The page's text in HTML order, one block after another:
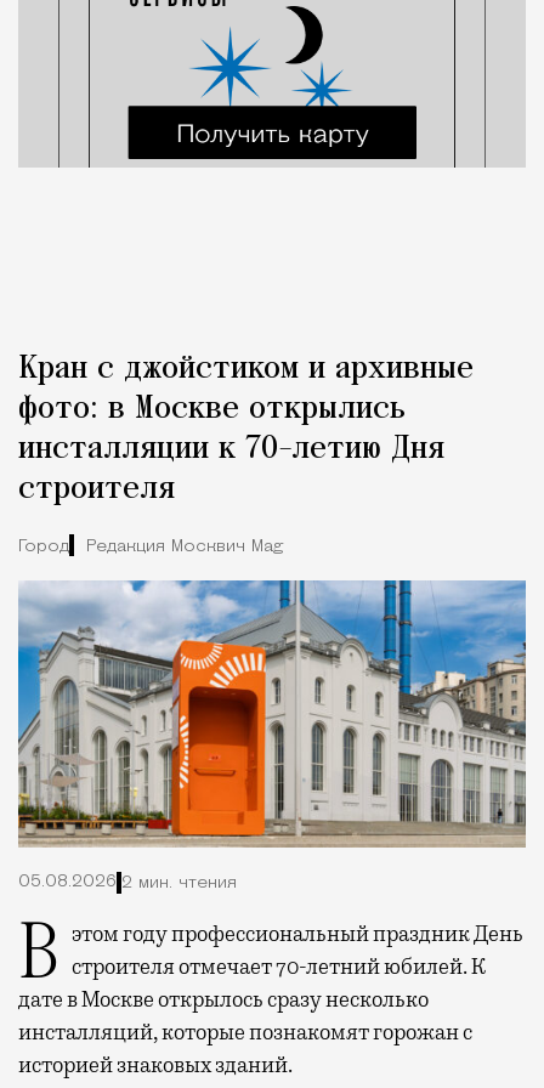
Кран с джойстиком и архивные
фото: в Москве открылись
инсталляции к 70-летию Дня
строителя
Город Редакция Москвич Mag
05.08.2026 2 мин. чтения
В этом году профессиональный праздник День строителя отмечает 70-летний юбилей. К
дате в Москве открылось сразу несколько
инсталляций, которые познакомят горожан с
историей знаковых зданий.